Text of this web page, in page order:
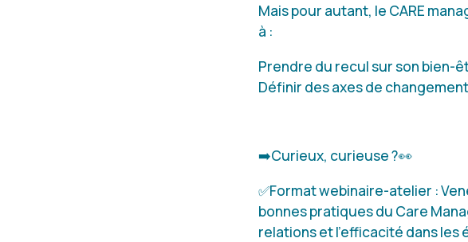
Mais pour autant, le CARE
à :
Prendre du recul sur son bien-
Définir des axes de
➡️Curieux, curieuse ?👀
✅Format webinaire-atelier :
bonnes pratiques du Care
relations et l’efficacité dans les